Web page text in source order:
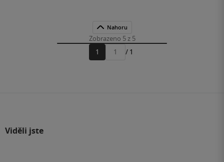
Nahoru
Zobrazeno 5 z 5
1
Přejít
/ 1
Viděli jste